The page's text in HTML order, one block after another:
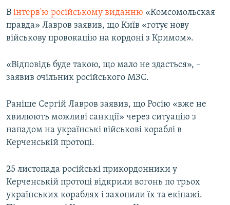
В інтерв'ю російському виданню «Комсомольская
правда» Лавров заявив, що Київ «готує нову
військову провокацію на кордоні з Кримом».
«Відповідь буде такою, що мало не здасться», –
заявив очільник російського МЗС.
Раніше Сергій Лавров заявив, що Росію «вже не
хвилюють можливі санкції» через ситуацію з
нападом на українські військові кораблі в
Керченській протоці.
25 листопада російські прикордонники у
Керченській протоці відкрили вогонь по трьох
українських кораблях і захопили їх та екіпажі.